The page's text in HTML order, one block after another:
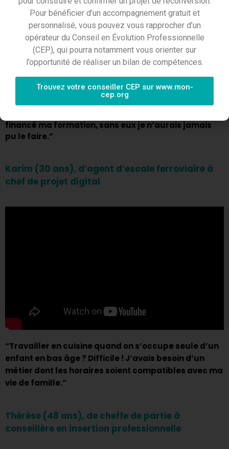
chacun des parcours professionnels très
différents.
Leur point commun ? Ils se sont
reconvertis (avec succès) grâce à
Transitions Pro.
“Après un accident, j’ai dû changer de métier pour
financé ma formation, sans eux je n’aurais jamais
pu le faire.”
Karim (30 ans), d’agent d’escale ferroviaire à
chef de projet digital
“Travailler en cuisine quand on s’occupe seule d’un
enfant en bas âge ? Difficile ! J’avais besoin d’un
métier dont les horaires soient compatibles avec ma
vie de famille.”
Thérèse (48 ans), de cheffe de partie à
conseillère en insertion professionnelle
Pour bénéficier d’un accompagnement gratuit et
personnalisé, vous pouvez vous rapprocher d’un
opérateur du Conseil en Évolution Professionnelle
(CEP), qui pourra notamment vous orienter sur
l’opportunité de réaliser un bilan de compétences.
Trouvez votre conseiller CEP sur www.mon-
cep.org